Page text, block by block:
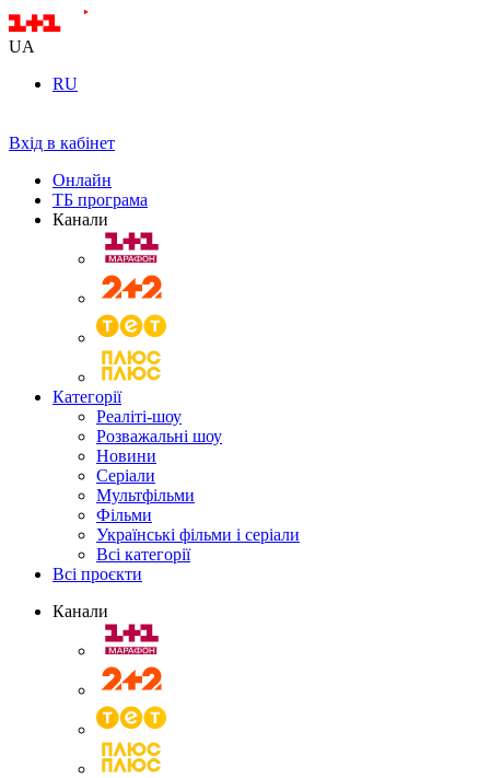
UA
RU
Вхід в кабінет
Онлайн
ТБ програма
Канали
Категорії
Реаліті-шоу
Розважальні шоу
Новини
Серіали
Мультфільми
Фільми
Українські фільми і серіали
Всі категорії
Всі проєкти
Канали